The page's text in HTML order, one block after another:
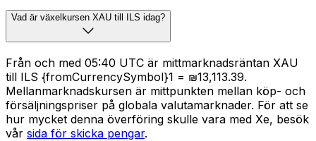
Vad är växelkursen XAU till ILS idag?
Från och med 05:40 UTC är mittmarknadsräntan XAU
till ILS {fromCurrencySymbol}1 = ₪13,113.39.
Mellanmarknadskursen är mittpunkten mellan köp- och
försäljningspriser på globala valutamarknader. För att se
hur mycket denna överföring skulle vara med Xe, besök
vår sida för skicka pengar.